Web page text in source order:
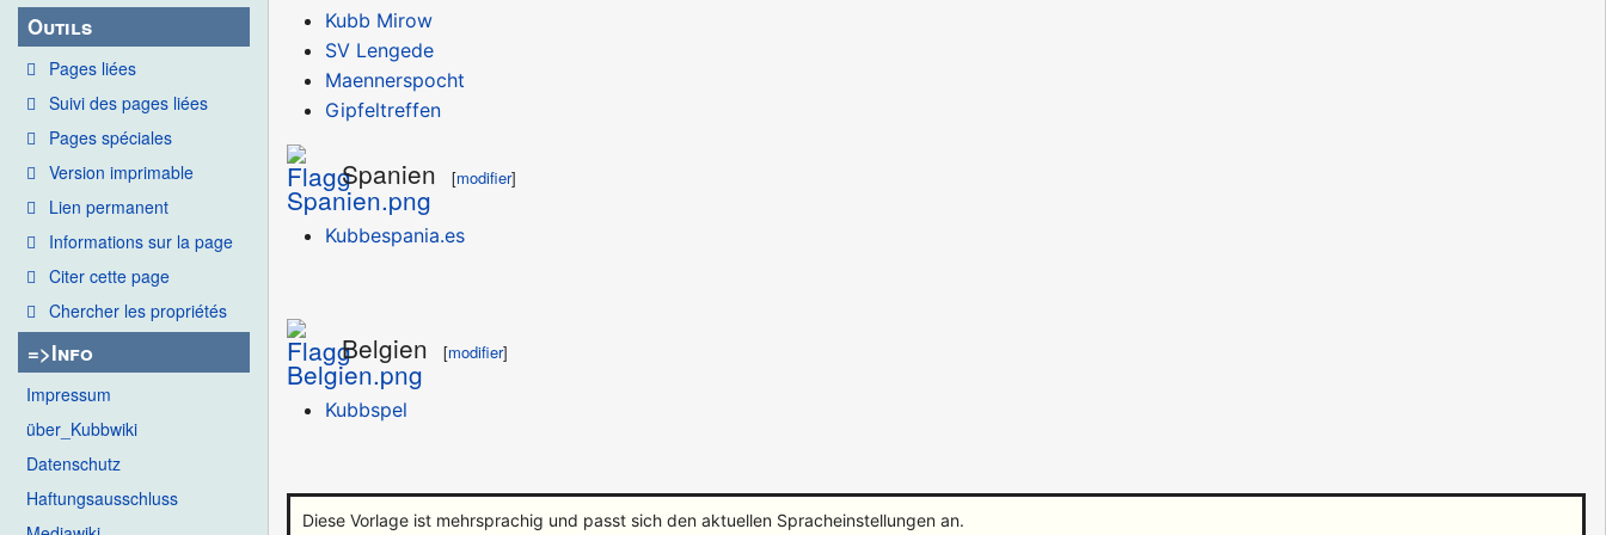
Outils
Pages liées
Suivi des pages liées
Pages spéciales
Version imprimable
Lien permanent
Informations sur la page
Citer cette page
Chercher les propriétés
=>Info
Impressum
über_Kubbwiki
Datenschutz
Haftungsausschluss
Kubb Mirow
SV Lengede
Maennerspocht
Gipfeltreffen
Spanien [modifier]
Kubbespania.es
Belgien [modifier]
Kubbspel
Diese Vorlage ist mehrsprachig und passt sich den aktuellen Spracheinstellungen an.